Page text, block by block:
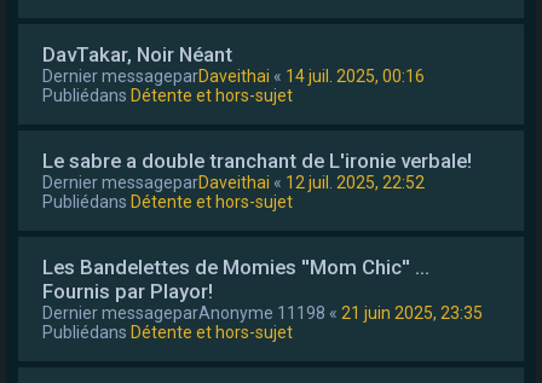
DavTakar, Noir Néant
Dernier messageparDaveithai « 14 juil. 2025, 00:16
Publiédans Détente et hors-sujet
Le sabre a double tranchant de L'ironie verbale!
Dernier messageparDaveithai « 12 juil. 2025, 22:52
Publiédans Détente et hors-sujet
Les Bandelettes de Momies ''Mom Chic'' ...
Fournis par Playor!
Dernier messageparAnonyme 11198 « 21 juin 2025, 23:35
Publiédans Détente et hors-sujet